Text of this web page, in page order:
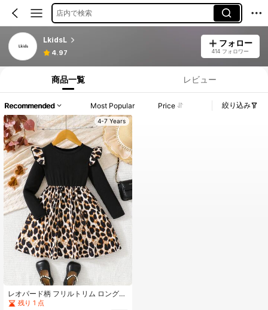
店内で検索
LkidsL
4.97
フォロー
414 フォロワー
商品一覧 レビュー
Recommended Most Popular Price 絞り込み
4-7 Years
レオパード柄 フリルトリム ロング袖
ニットドレス ガールズストリートス
残り 1 点